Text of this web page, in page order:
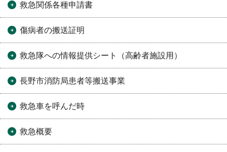
救急関係各種申請書
傷病者の搬送証明
救急隊への情報提供シート（高齢者施設用）
長野市消防局患者等搬送事業
救急車を呼んだ時
救急概要